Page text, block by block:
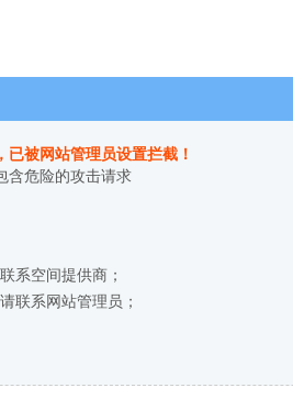
被网站管理员设置拦截！
含危险的攻击请求
系空间提供商；
联系网站管理员；